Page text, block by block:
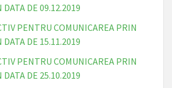
DE 09.12.2019
PENTRU COMUNICAREA PRIN
DE 15.11.2019
PENTRU COMUNICAREA PRIN
DE 25.10.2019